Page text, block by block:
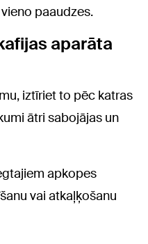
paaudzes.
aparāta
iztīriet to pēc katras
ātri sabojājas un
apkopes
vai atkaļķošanu